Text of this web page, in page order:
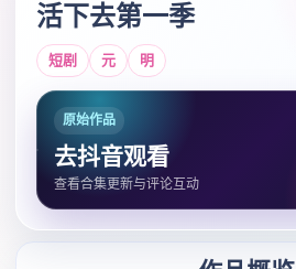
活下去第一季
短剧 元 明
原始作品
去抖音观看
查看合集更新与评论互动